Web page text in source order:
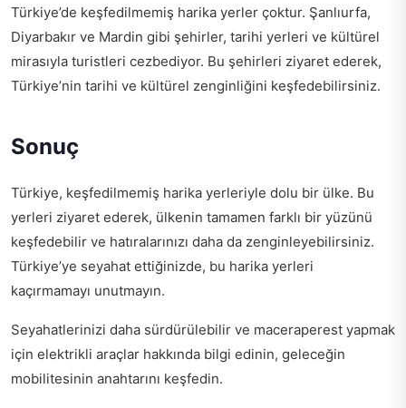
Türkiye’de keşfedilmemiş harika yerler çoktur. Şanlıurfa,
Diyarbakır ve Mardin gibi şehirler, tarihi yerleri ve kültürel
mirasıyla turistleri cezbediyor. Bu şehirleri ziyaret ederek,
Türkiye’nin tarihi ve kültürel zenginliğini keşfedebilirsiniz.
Sonuç
Türkiye, keşfedilmemiş harika yerleriyle dolu bir ülke. Bu
yerleri ziyaret ederek, ülkenin tamamen farklı bir yüzünü
keşfedebilir ve hatıralarınızı daha da zenginleyebilirsiniz.
Türkiye’ye seyahat ettiğinizde, bu harika yerleri
kaçırmamayı unutmayın.
Seyahatlerinizi daha sürdürülebilir ve maceraperest yapmak
için elektrikli araçlar hakkında bilgi edinin, geleceğin
mobilitesinin anahtarını keşfedin.